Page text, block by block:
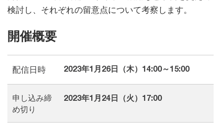
検討し、それぞれの留意点について考察します。
開催概要
配信日時 2023年1月26日（木）14:00～15:00
申し込み締
め切り
2023年1月24日（火）17:00